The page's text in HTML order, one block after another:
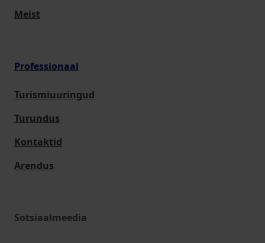
Meist
Professionaal
Turismiuuringud
Turundus
Kontaktid
Arendus
Sotsiaalmeedia